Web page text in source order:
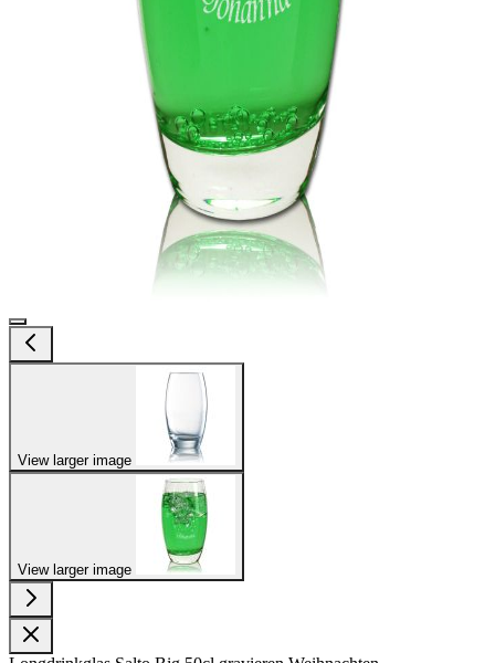
View larger image
View larger image